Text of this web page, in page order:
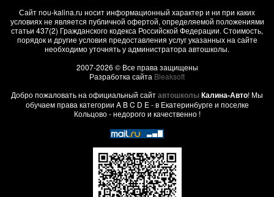
Сайт nou-kalina.ru носит информационный характер и ни при каких
условиях не является публичной офертой, определяемой положениями
статьи 437(2) Гражданского кодекса Российской Федерации. Стоимость,
порядок и другие условия предоставления услуг указанных на сайте
необходимо уточнять у администратора автошколы.
2007-2026 © Все права защищены
Разработка сайта Bleaksoft
Добро пожаловать на официальный сайтавтошколыКалина-Авто! Мы
обучаем права категории A B C D E - в Екатеринбурге и поселке
Кольцово - недорого и качественно !